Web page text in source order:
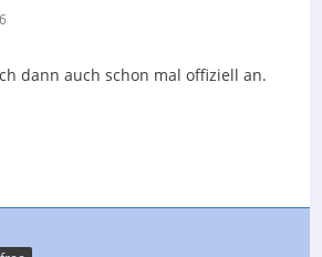
dann auch schon mal offiziell an.